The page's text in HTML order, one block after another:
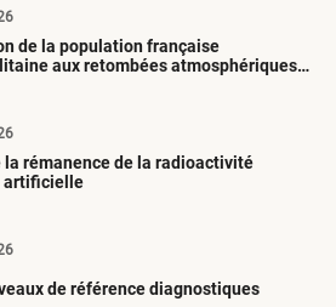
de la population française
aux retombées atmosphériques
depuis 1945
la rémanence de la radioactivité
artificielle
de référence diagnostiques